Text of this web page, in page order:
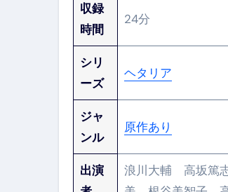
収録
時間
24分
シリ
ーズ
ヘタリア
ジャ
ンル
原作あり
出演
浪川大輔 高坂